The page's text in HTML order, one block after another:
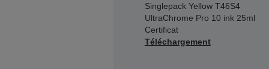
Singlepack Yellow T46S4
UltraChrome Pro 10 ink 25ml
Certificat
Téléchargement